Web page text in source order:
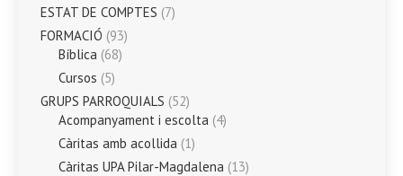
ESTAT DE COMPTES (7)
FORMACIÓ (93)
Bíblica (68)
Cursos (5)
GRUPS PARROQUIALS (52)
Acompanyament i escolta (4)
Càritas amb acollida (1)
Càritas UPA Pilar-Magdalena (13)